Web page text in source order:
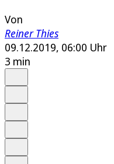
Von
Reiner Thies
09.12.2019, 06:00 Uhr
3 min